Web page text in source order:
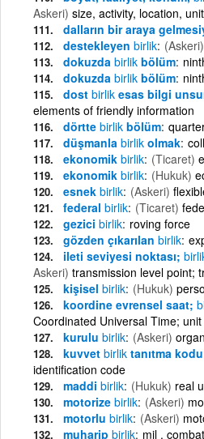
Askeri) size, activity, location,
dalların bir araya
destekleyen birlik (Askeri)
dokuzda birlik bölüm
dokuzda birlik bölüm
dost birlik esas bilgi
elements of friendly information
dörtte birlik bölüm
düşmanla birlik olmak
ekonomik birlik (Ticaret)
ekonomik birlik (Hukuk)
esnek birlik (Askeri)
federal birlik (Ticaret)
gezici birlik roving force
gözden çıkarılan birlik
ileti seviyesi noktası;
Askeri) transmission level point;
kişisel birlik (Hukuk)
koordine evrensel saat;
Coordinated Universal Time;
kurulu birlik (Askeri)
kuvvet birlik tanıtma kodu
identification code
maddi birlik (Hukuk) real
motorize birlik (Askeri)
motorlu birlik (Askeri)
muharip birlik mil .